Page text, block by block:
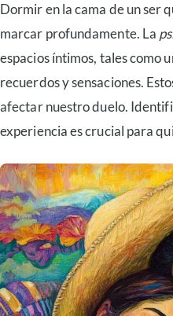
Dormir en la cama de un ser
marcar profundamente. La
espacios íntimos, tales como
recuerdos y sensaciones.
afectar nuestro duelo.
experiencia es crucial para